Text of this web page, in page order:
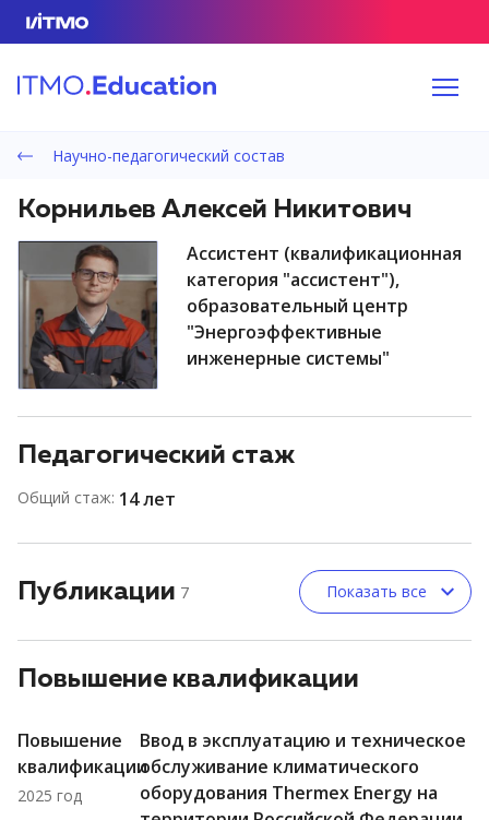
Научно-педагогический состав
Корнильев Алексей Никитович
ассистент (квалификационная
категория "ассистент"),
образовательный центр
"Энергоэффективные
инженерные системы"
Педагогический стаж
Общий стаж: 14 лет
Публикации 7 Показать все
Повышение квалификации
Повышение
квалификации
2025 год
Ввод в эксплуатацию и техническое
обслуживание климатического
оборудования Thermex Energy на